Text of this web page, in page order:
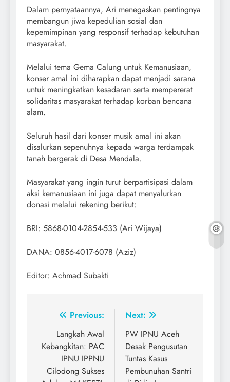
Dalam pernyataannya, Ari menegaskan pentingnya
membangun jiwa kepedulian sosial dan
kepemimpinan yang responsif terhadap kebutuhan
masyarakat.
Melalui tema Gema Calung untuk Kemanusiaan,
konser amal ini diharapkan dapat menjadi sarana
untuk meningkatkan kesadaran serta mempererat
solidaritas masyarakat terhadap korban bencana
alam.
Seluruh hasil dari konser musik amal ini akan
disalurkan sepenuhnya kepada warga terdampak
tanah bergerak di Desa Mendala.
Masyarakat yang ingin turut berpartisipasi dalam
aksi kemanusiaan ini juga dapat menyalurkan
donasi melalui rekening berikut:
BRI: 5868-0104-2854-533 (Ari Wijaya)
DANA: 0856-4017-6078 (Aziz)
Editor: Achmad Subakti
Post
navigation
Previous:
Langkah Awal
Kebangkitan: PAC
IPNU IPPNU
Cilodong Sukses
Next:
PW IPNU Aceh
Desak Pengusutan
Tuntas Kasus
Pembunuhan Santri